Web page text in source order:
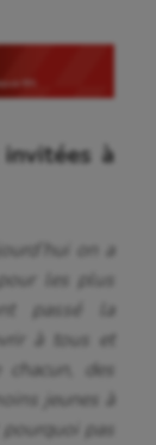
à
on a
les plus
passé la
à tous et
des
jeunes à
pas